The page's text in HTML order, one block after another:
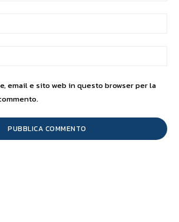
email e sito web in questo browser per la